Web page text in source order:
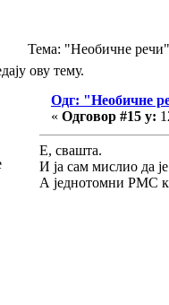
Тема: "Необичне
ову тему.
Одг: "Необичне
« Одговор #15 у:
Е, свашта.
И ја сам мислио да
А једнотомни РМС